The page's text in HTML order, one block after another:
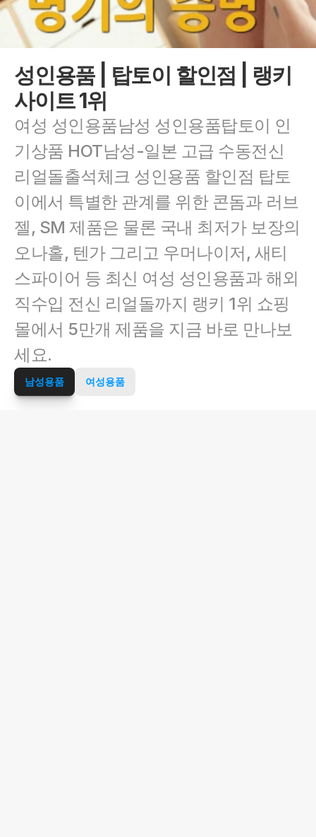
성인용품 | 탑토이 할인점 | 랭키
사이트 1위
여성 성인용품남성 성인용품탑토이 인
기상품 HOT남성-일본 고급 수동전신
리얼돌출석체크 성인용품 할인점 탑토
이에서 특별한 관계를 위한 콘돔과 러브
젤, SM 제품은 물론 국내 최저가 보장의
오나홀, 텐가 그리고 우머나이저, 새티
스파이어 등 최신 여성 성인용품과 해외
직수입 전신 리얼돌까지 랭키 1위 쇼핑
몰에서 5만개 제품을 지금 바로 만나보
세요.
남성용품 여성용품